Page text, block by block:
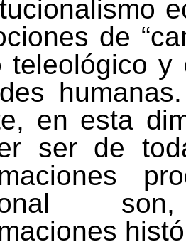
de
teleológico
en esta
ser de